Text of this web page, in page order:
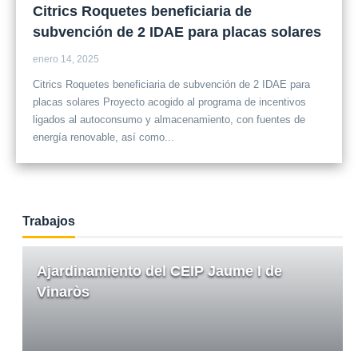
Citrics Roquetes beneficiaria de
subvención de 2 IDAE para placas solares
enero 14, 2025
Citrics Roquetes beneficiaria de subvención de 2 IDAE para
placas solares Proyecto acogido al programa de incentivos
ligados al autoconsumo y almacenamiento, con fuentes de
energía renovable, así como...
Trabajos
Ajardinamiento del CEIP Jaume I de
Vinaròs